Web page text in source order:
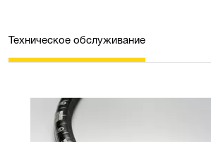
Техническое обслуживание